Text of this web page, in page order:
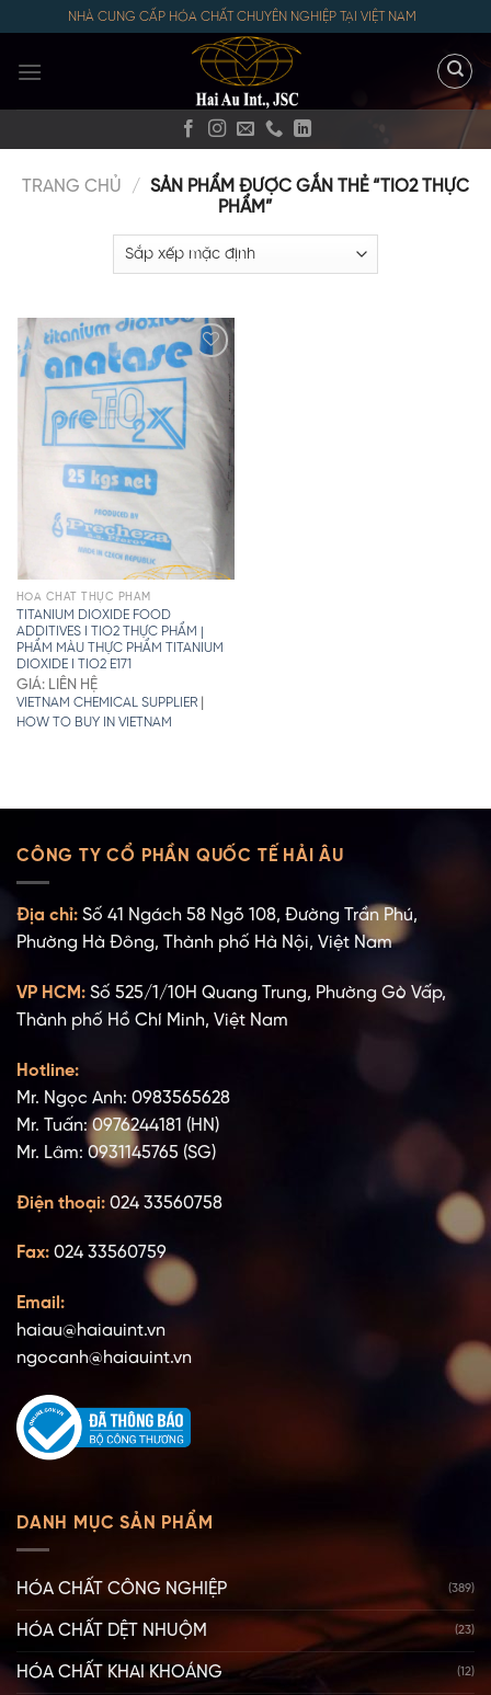
content
NHÀ CUNG CẤP HÓA CHẤT CHUYÊN NGHIỆP TẠI VIỆT NAM
TRANG CHỦ / SẢN PHẨM ĐƯỢC GẮN THẺ “TIO2 THỰC
PHẨM”
HÓA CHẤT THỰC PHẨM
TITANIUM DIOXIDE FOOD
ADDITIVES I TIO2 THỰC PHẨM |
PHẨM MÀU THỰC PHẨM TITANIUM
DIOXIDE I TIO2 E171
GIÁ: LIÊN HỆ
VIETNAM CHEMICAL SUPPLIER|
HOW TO BUY IN VIETNAM
CÔNG TY CỔ PHẦN QUỐC TẾ HẢI ÂU
Địa chỉ: Số 41 Ngách 58 Ngõ 108, Đường Trần Phú,
Phường Hà Đông, Thành phố Hà Nội, Việt Nam
VP HCM: Số 525/1/10H Quang Trung, Phường Gò Vấp,
Thành phố Hồ Chí Minh, Việt Nam
Hotline:
Mr. Ngọc Anh: 0983565628
Mr. Tuấn: 0976244181 (HN)
Mr. Lâm: 0931145765 (SG)
Điện thoại: 024 33560758
Fax: 024 33560759
Email:
haiau@haiauint.vn
ngocanh@haiauint.vn
DANH MỤC SẢN PHẨM
HÓA CHẤT CÔNG NGHIỆP (389)
HÓA CHẤT DỆT NHUỘM (23)
HÓA CHẤT KHAI KHOÁNG (12)